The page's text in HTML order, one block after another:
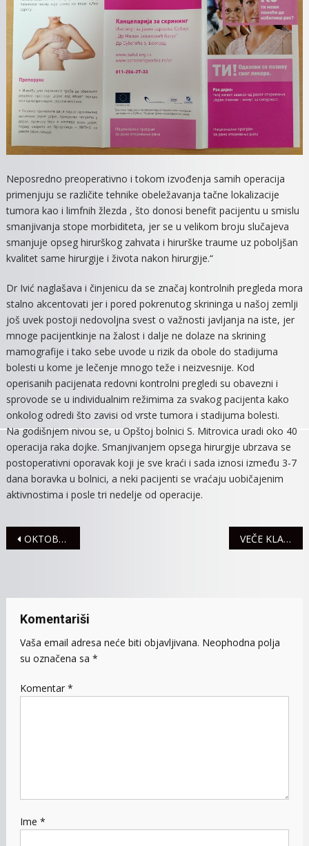
Neposredno preoperativno i tokom izvođenja samih operacija
primenjuju se različite tehnike obeležavanja tačne lokalizacije
tumora kao i limfnih žlezda , što donosi benefit pacijentu u smislu
smanjivanja stope morbiditeta, jer se u velikom broju slučajeva
smanjuje opseg hirurškog zahvata i hirurške traume uz poboljšan
kvalitet same hirurgije i života nakon hirurgije.“
Dr Ivić naglašava i činjenicu da se značaj kontrolnih pregleda mora
stalno akcentovati jer i pored pokrenutog skrininga u našoj zemlji
još uvek postoji nedovoljna svest o važnosti javljanja na iste, jer
mnoge pacijentkinje na žalost i dalje ne dolaze na skrining
mamografije i tako sebe uvode u rizik da obole do stadijuma
bolesti u kome je lečenje mnogo teže i neizvesnije. Kod
operisanih pacijenata redovni kontrolni pregledi su obavezni i
sprovode se u individualnim režimima za svakog pacijenta kako
onkolog odredi što zavisi od vrste tumora i stadijuma bolesti.
Na godišnjem nivou se, u Opštoj bolnici S. Mitrovica uradi oko 40
operacija raka dojke. Smanjivanjem opsega hirurgije ubrzava se
postoperativni oporavak koji je sve kraći i sada iznosi između 3-7
dana boravka u bolnici, a neki pacijenti se vraćaju uobičajenim
aktivnostima i posle tri nedelje od operacije.
Navigacija
OKTOBARFEST U SRBIJI: Priključi se i preuzmi deo nagradnog fonda od 5.000 EVRA! VEČE KLASIČNE GITARE UZ DUO ALNO ALNO
Komentariši
Vaša email adresa neće biti objavljivana. Neophodna polja
su označena sa *
Komentar *
Ime *